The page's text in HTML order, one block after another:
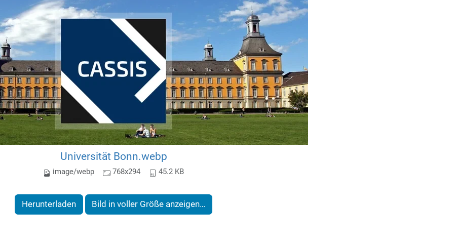
Universität Bonn.webp
image/webp 768x294 45.2 KB
Herunterladen Bild in voller Größe anzeigen…